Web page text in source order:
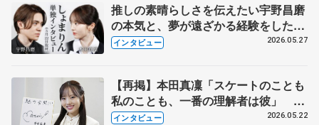
推しの素晴らしさを伝えたい宇野昌磨
の本気と、夢が遠ざかる経験をした本
田真凜の覚悟
インタビュー 2026.05.27
【再掲】本田真凜「スケートのことも
私のことも、一番の理解者は彼」 引
退時の単独インタビューで語った競技
インタビュー 2026.05.22